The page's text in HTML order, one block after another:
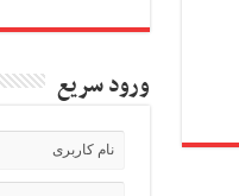
ورود سریع